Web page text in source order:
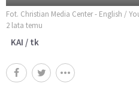
Fot. Christian Media Center - English /
2 lata temu
KAI / tk